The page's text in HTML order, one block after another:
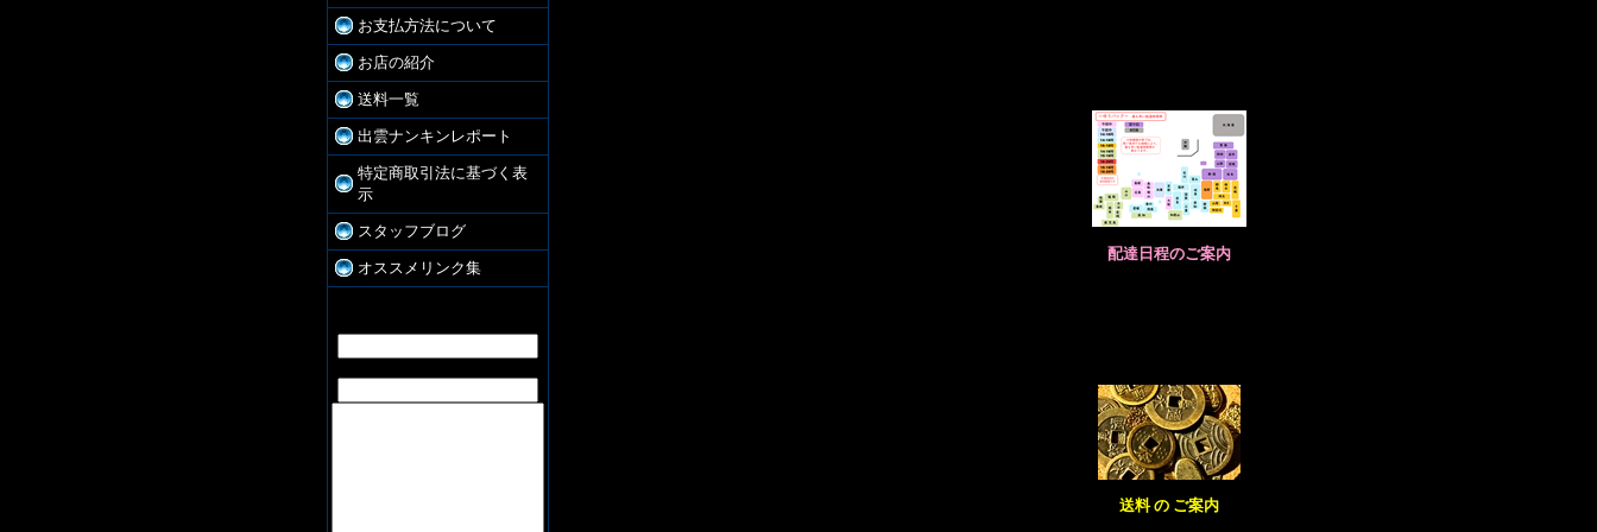
お支払方法について
お店の紹介
送料一覧
出雲ナンキンレポート
特定商取引法に基づく表
示
スタッフブログ
オススメリンク集
配達日程のご案内
送料 の ご案内